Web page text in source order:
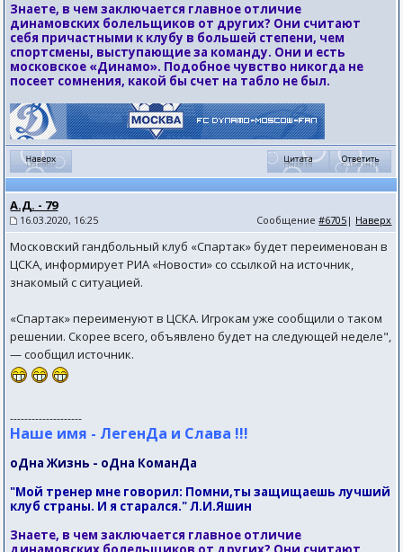
Знаете, в чем заключается главное отличие
динамовских болельщиков от других? Они считают
себя причастными к клубу в большей степени, чем
спортсмены, выступающие за команду. Они и есть
московское «Динамо». Подобное чувство никогда не
посеет сомнения, какой бы счет на табло не был.
А.Д. - 79
16.03.2020, 16:25 Сообщение#6705 | Наверх
Московский гандбольный клуб «Спартак» будет переименован в
ЦСКА, информирует РИА «Новости» со ссылкой на источник,
знакомый с ситуацией.
«Спартак» переименуют в ЦСКА. Игрокам уже сообщили о таком
решении. Скорее всего, объявлено будет на следующей неделе",
— сообщил источник.
--------------------
Наше имя - ЛегенДа и Слава !!!
оДна Жизнь - оДна КоманДа
"Мой тренер мне говорил: Помни,ты защищаешь лучший
клуб страны. И я старался." Л.И.Яшин
Знаете, в чем заключается главное отличие